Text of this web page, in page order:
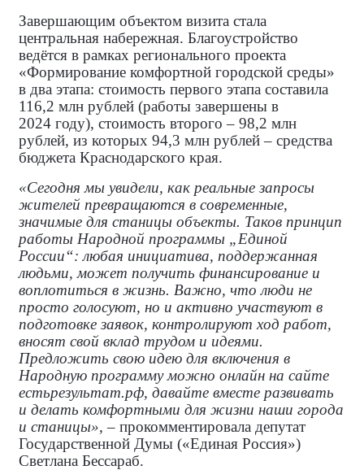
Завершающим объектом визита стала
центральная набережная. Благоустройство
ведётся в рамках регионального проекта
«Формирование комфортной городской среды»
в два этапа: стоимость первого этапа составила
116,2 млн рублей (работы завершены в
2024 году), стоимость второго – 98,2 млн
рублей, из которых 94,3 млн рублей – средства
бюджета Краснодарского края.
«Сегодня мы увидели, как реальные запросы
жителей превращаются в современные,
значимые для станицы объекты. Таков принцип
работы Народной программы „Единой
России“: любая инициатива, поддержанная
людьми, может получить финансирование и
воплотиться в жизнь. Важно, что люди не
просто голосуют, но и активно участвуют в
подготовке заявок, контролируют ход работ,
вносят свой вклад трудом и идеями.
Предложить свою идею для включения в
Народную программу можно онлайн на сайте
естьрезультат.рф, давайте вместе развивать
и делать комфортными для жизни наши города
и станицы», – прокомментировала депутат
Государственной Думы («Единая Россия»)
Светлана Бессараб.